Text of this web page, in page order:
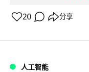
20 分享
人工智能